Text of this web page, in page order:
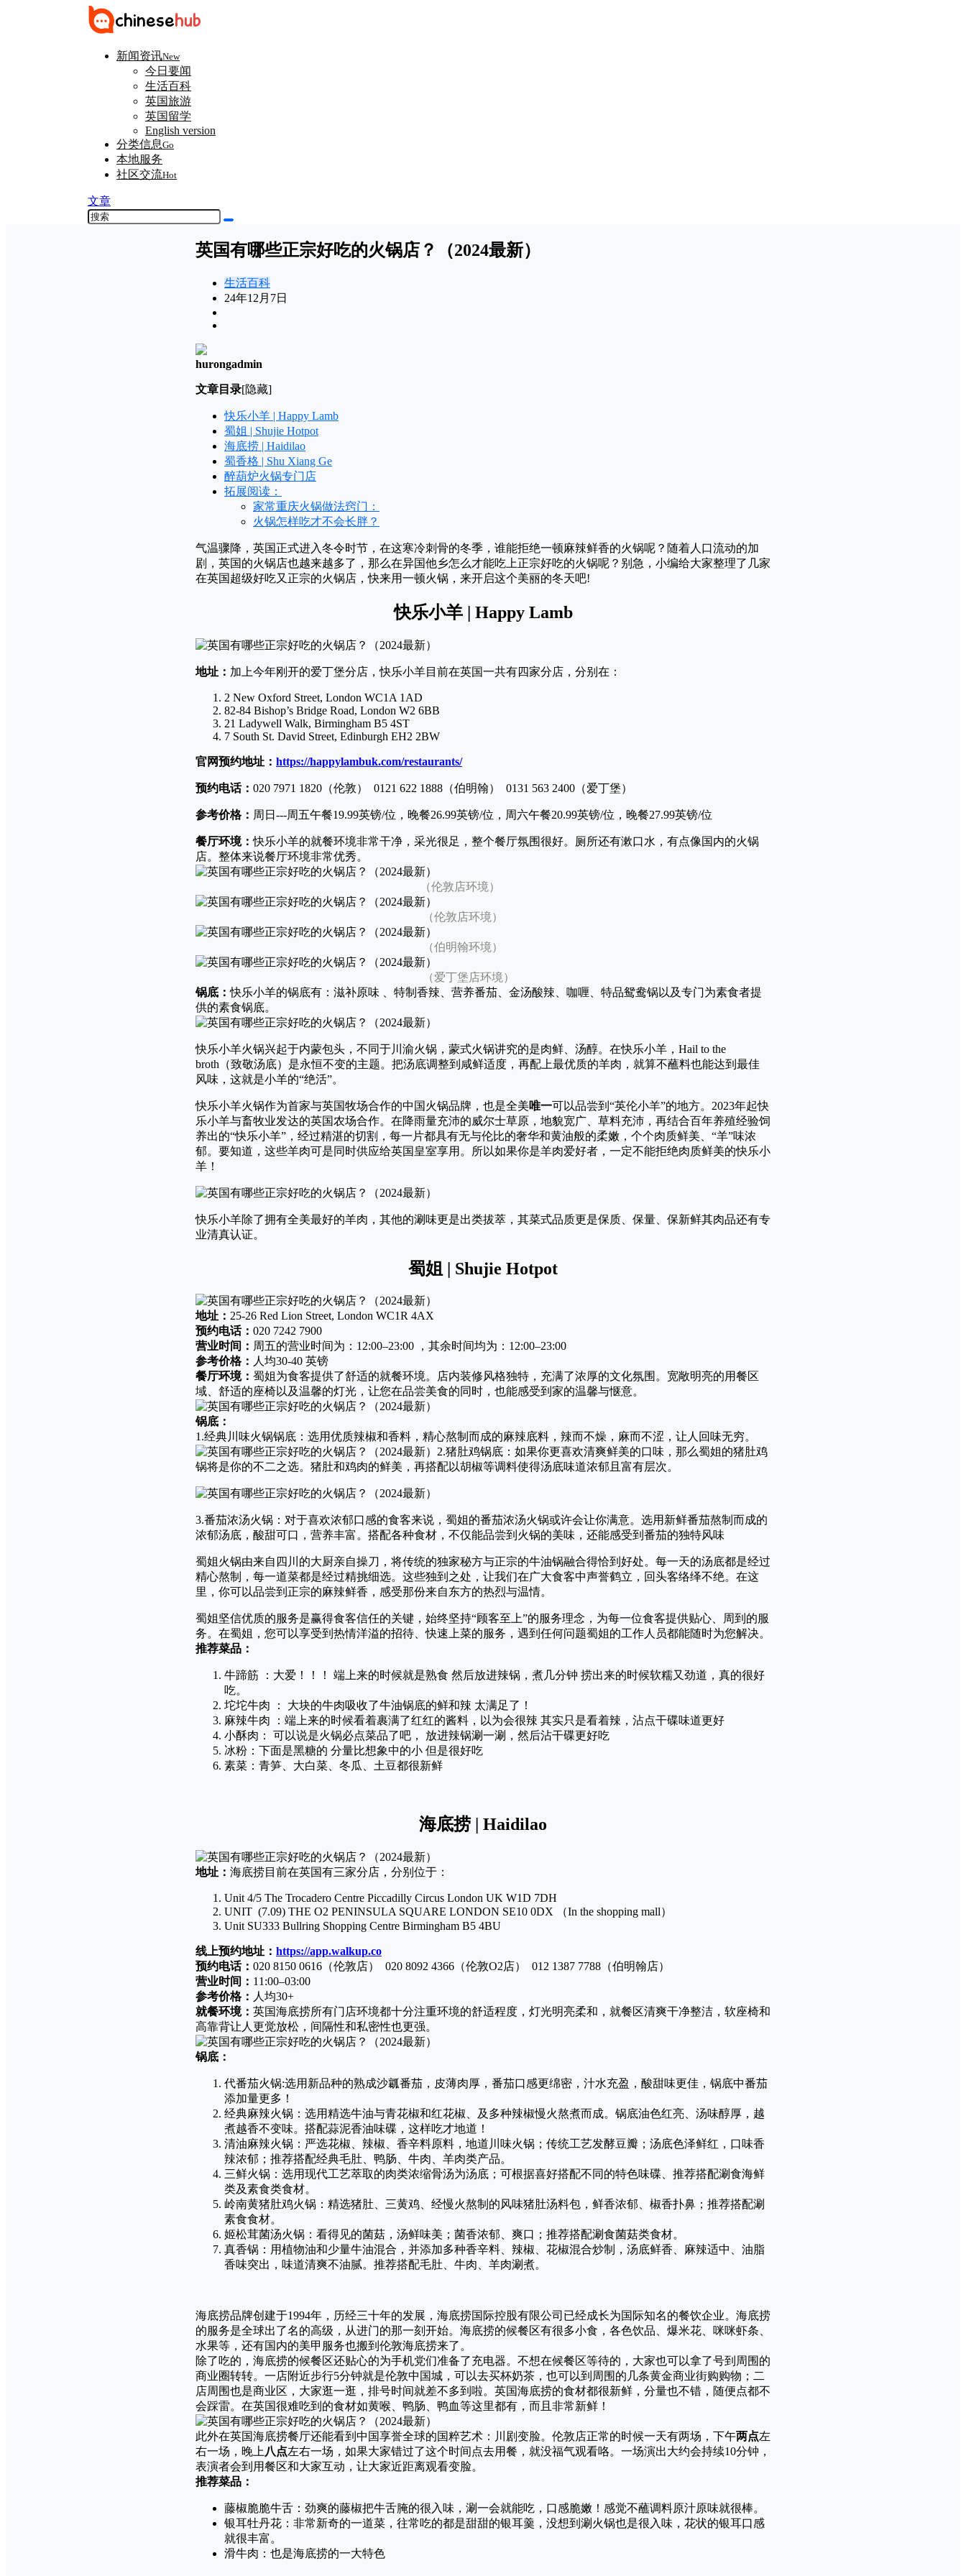
新闻资讯New
今日要闻
生活百科
英国旅游
英国留学
English version
分类信息Go
本地服务
社区交流Hot
文章
英国有哪些正宗好吃的火锅店？（2024最新）
生活百科
24年12月7日
hurongadmin
文章目录[隐藏]
快乐小羊 | Happy Lamb
蜀姐 | Shujie Hotpot
海底捞 | Haidilao
蜀香格 | Shu Xiang Ge
醉葫炉火锅专门店
拓展阅读：
家常重庆火锅做法窍门：
火锅怎样吃才不会长胖？
气温骤降，英国正式进入冬令时节，在这寒冷刺骨的冬季，谁能拒绝一顿麻辣鲜香的火锅呢？随着人口流动的加
剧，英国的火锅店也越来越多了，那么在异国他乡怎么才能吃上正宗好吃的火锅呢？别急，小编给大家整理了几家
在英国超级好吃又正宗的火锅店，快来用一顿火锅，来开启这个美丽的冬天吧!
快乐小羊 | Happy Lamb
地址： 加上今年刚开的爱丁堡分店，快乐小羊目前在英国一共有四家分店，分别在：
2 New Oxford Street, London WC1A 1AD
82-84 Bishop’s Bridge Road, London W2 6BB
21 Ladywell Walk, Birmingham B5 4ST
7 South St. David Street, Edinburgh EH2 2BW
官网预约地址： https://happylambuk.com/restaurants/
预约电话： 020 7971 1820（伦敦） 0121 622 1888（伯明翰） 0131 563 2400（爱丁堡）
参考价格： 周日---周五午餐19.99英镑/位，晚餐26.99英镑/位，周六午餐20.99英镑/位，晚餐27.99英镑/位
餐厅环境：快乐小羊的就餐环境非常干净，采光很足，整个餐厅氛围很好。厕所还有漱口水，有点像国内的火锅
店。整体来说餐厅环境非常优秀。
（伦敦店环境）
（伦敦店环境）
（伯明翰环境）
（爱丁堡店环境）
锅底：快乐小羊的锅底有：滋补原味 、特制香辣、营养番茄、金汤酸辣、咖喱、特品鸳鸯锅以及专门为素食者提
供的素食锅底。
快乐小羊火锅兴起于内蒙包头，不同于川渝火锅，蒙式火锅讲究的是肉鲜、汤醇。在快乐小羊，Hail to the
broth（致敬汤底）是永恒不变的主题。把汤底调整到咸鲜适度，再配上最优质的羊肉，就算不蘸料也能达到最佳
风味，这就是小羊的“绝活”。
快乐小羊火锅作为首家与英国牧场合作的中国火锅品牌，也是全美唯一可以品尝到“英伦小羊”的地方。2023年起快
乐小羊与畜牧业发达的英国农场合作。在降雨量充沛的威尔士草原，地貌宽广、草料充沛，再结合百年养殖经验饲
养出的“快乐小羊”，经过精湛的切割，每一片都具有无与伦比的奢华和黄油般的柔嫩，个个肉质鲜美、“羊”味浓
郁。要知道，这些羊肉可是同时供应给英国皇室享用。所以如果你是羊肉爱好者，一定不能拒绝肉质鲜美的快乐小
羊！
快乐小羊除了拥有全美最好的羊肉，其他的涮味更是出类拔萃，其菜式品质更是保质、保量、保新鲜其肉品还有专
业清真认证。
蜀姐 | Shujie Hotpot
地址： 25-26 Red Lion Street, London WC1R 4AX
预约电话： 020 7242 7900
营业时间： 周五的营业时间为：12:00–23:00 ，其余时间均为：12:00–23:00
参考价格： 人均30-40 英镑
餐厅环境： 蜀姐为食客提供了舒适的就餐环境。店内装修风格独特，充满了浓厚的文化氛围。宽敞明亮的用餐区
域、舒适的座椅以及温馨的灯光，让您在品尝美食的同时，也能感受到家的温馨与惬意。
锅底：
1.经典川味火锅锅底：选用优质辣椒和香料，精心熬制而成的麻辣底料，辣而不燥，麻而不涩，让人回味无穷。
2.猪肚鸡锅底：如果你更喜欢清爽鲜美的口味，那么蜀姐的猪肚鸡
锅将是你的不二之选。猪肚和鸡肉的鲜美，再搭配以胡椒等调料使得汤底味道浓郁且富有层次。
3.番茄浓汤火锅：对于喜欢浓郁口感的食客来说，蜀姐的番茄浓汤火锅或许会让你满意。选用新鲜番茄熬制而成的
浓郁汤底，酸甜可口，营养丰富。搭配各种食材，不仅能品尝到火锅的美味，还能感受到番茄的独特风味
蜀姐火锅由来自四川的大厨亲自操刀，将传统的独家秘方与正宗的牛油锅融合得恰到好处。每一天的汤底都是经过
精心熬制，每一道菜都是经过精挑细选。这些独到之处，让我们在广大食客中声誉鹤立，回头客络绎不绝。在这
里，你可以品尝到正宗的麻辣鲜香，感受那份来自东方的热烈与温情。
蜀姐坚信优质的服务是赢得食客信任的关键，始终坚持“顾客至上”的服务理念，为每一位食客提供贴心、周到的服
务。在蜀姐，您可以享受到热情洋溢的招待、快速上菜的服务，遇到任何问题蜀姐的工作人员都能随时为您解决。
推荐菜品：
牛蹄筋 ：大爱！！！ 端上来的时候就是熟食 然后放进辣锅，煮几分钟 捞出来的时候软糯又劲道，真的很好
吃。
坨坨牛肉 ： 大块的牛肉吸收了牛油锅底的鲜和辣 太满足了！
麻辣牛肉 ：端上来的时候看着裹满了红红的酱料，以为会很辣 其实只是看着辣，沾点干碟味道更好
小酥肉： 可以说是火锅必点菜品了吧， 放进辣锅涮一涮，然后沾干碟更好吃
冰粉：下面是黑糖的 分量比想象中的小 但是很好吃
素菜：青笋、大白菜、冬瓜、土豆都很新鲜
海底捞 | Haidilao
地址： 海底捞目前在英国有三家分店，分别位于：
Unit 4/5 The Trocadero Centre Piccadilly Circus London UK W1D 7DH
UNIT (7.09) THE O2 PENINSULA SQUARE LONDON SE10 0DX （In the shopping mall）
Unit SU333 Bullring Shopping Centre Birmingham B5 4BU
线上预约地址： https://app.walkup.co
预约电话： 020 8150 0616（伦敦店） 020 8092 4366（伦敦O2店） 012 1387 7788（伯明翰店）
营业时间： 11:00–03:00
参考价格： 人均30+
就餐环境： 英国海底捞所有门店环境都十分注重环境的舒适程度，灯光明亮柔和，就餐区清爽干净整洁，软座椅和
高靠背让人更觉放松，间隔性和私密性也更强。
锅底：
代番茄火锅:选用新品种的熟成沙瓤番茄，皮薄肉厚，番茄口感更绵密，汁水充盈，酸甜味更佳，锅底中番茄
添加量更多！
经典麻辣火锅：选用精选牛油与青花椒和红花椒、及多种辣椒慢火熬煮而成。锅底油色红亮、汤味醇厚，越
煮越香不变味。搭配蒜泥香油味碟，这样吃才地道！
清油麻辣火锅：严选花椒、辣椒、香辛料原料，地道川味火锅；传统工艺发酵豆瓣；汤底色泽鲜红，口味香
辣浓郁；推荐搭配经典毛肚、鸭肠、牛肉、羊肉类产品。
三鲜火锅：选用现代工艺萃取的肉类浓缩骨汤为汤底；可根据喜好搭配不同的特色味碟、推荐搭配涮食海鲜
类及素食类食材。
岭南黄猪肚鸡火锅：精选猪肚、三黄鸡、经慢火熬制的风味猪肚汤料包，鲜香浓郁、椒香扑鼻；推荐搭配涮
素食食材。
姬松茸菌汤火锅：看得见的菌菇，汤鲜味美；菌香浓郁、爽口；推荐搭配涮食菌菇类食材。
真香锅：用植物油和少量牛油混合，并添加多种香辛料、辣椒、花椒混合炒制，汤底鲜香、麻辣适中、油脂
香味突出，味道清爽不油腻。推荐搭配毛肚、牛肉、羊肉涮煮。
海底捞品牌创建于1994年，历经三十年的发展，海底捞国际控股有限公司已经成长为国际知名的餐饮企业。海底捞
的服务是全球出了名的高级，从进门的那一刻开始。海底捞的候餐区有很多小食，各色饮品、爆米花、咪咪虾条、
水果等，还有国内的美甲服务也搬到伦敦海底捞来了。
除了吃的，海底捞的候餐区还贴心的为手机党们准备了充电器。不想在候餐区等待的，大家也可以拿了号到周围的
商业圈转转。一店附近步行5分钟就是伦敦中国城，可以去买杯奶茶，也可以到周围的几条黄金商业街购购物；二
店周围也是商业区，大家逛一逛，排号时间就差不多到啦。英国海底捞的食材都很新鲜，分量也不错，随便点都不
会踩雷。在英国很难吃到的食材如黄喉、鸭肠、鸭血等这里都有，而且非常新鲜！
此外在英国海底捞餐厅还能看到中国享誉全球的国粹艺术：川剧变脸。伦敦店正常的时候一天有两场，下午两点左
右一场，晚上 八点左右一场，如果大家错过了这个时间点去用餐，就没福气观看咯。一场演出大约会持续10分钟，
表演者会到用餐区和大家互动，让大家近距离观看变脸。
推荐菜品：
藤椒脆脆牛舌：劲爽的藤椒把牛舌腌的很入味，涮一会就能吃，口感脆嫩！感觉不蘸调料原汁原味就很棒。
银耳牡丹花：非常新奇的一道菜，往常吃的都是甜甜的银耳羹，没想到涮火锅也是很入味，花状的银耳口感
就很丰富。
滑牛肉：也是海底捞的一大特色